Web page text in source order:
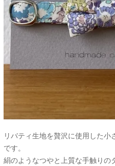
リバティ生地を贅沢に使用した
です。
絹のようなつやと上質な手触り